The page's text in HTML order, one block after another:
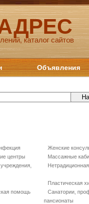
каталог сайтов
Объявления
Женские
центры
Массажные
Пластическая
помощь
Санатории,
пансионаты